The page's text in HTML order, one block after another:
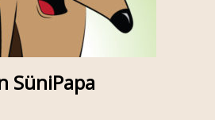
SüniPapa